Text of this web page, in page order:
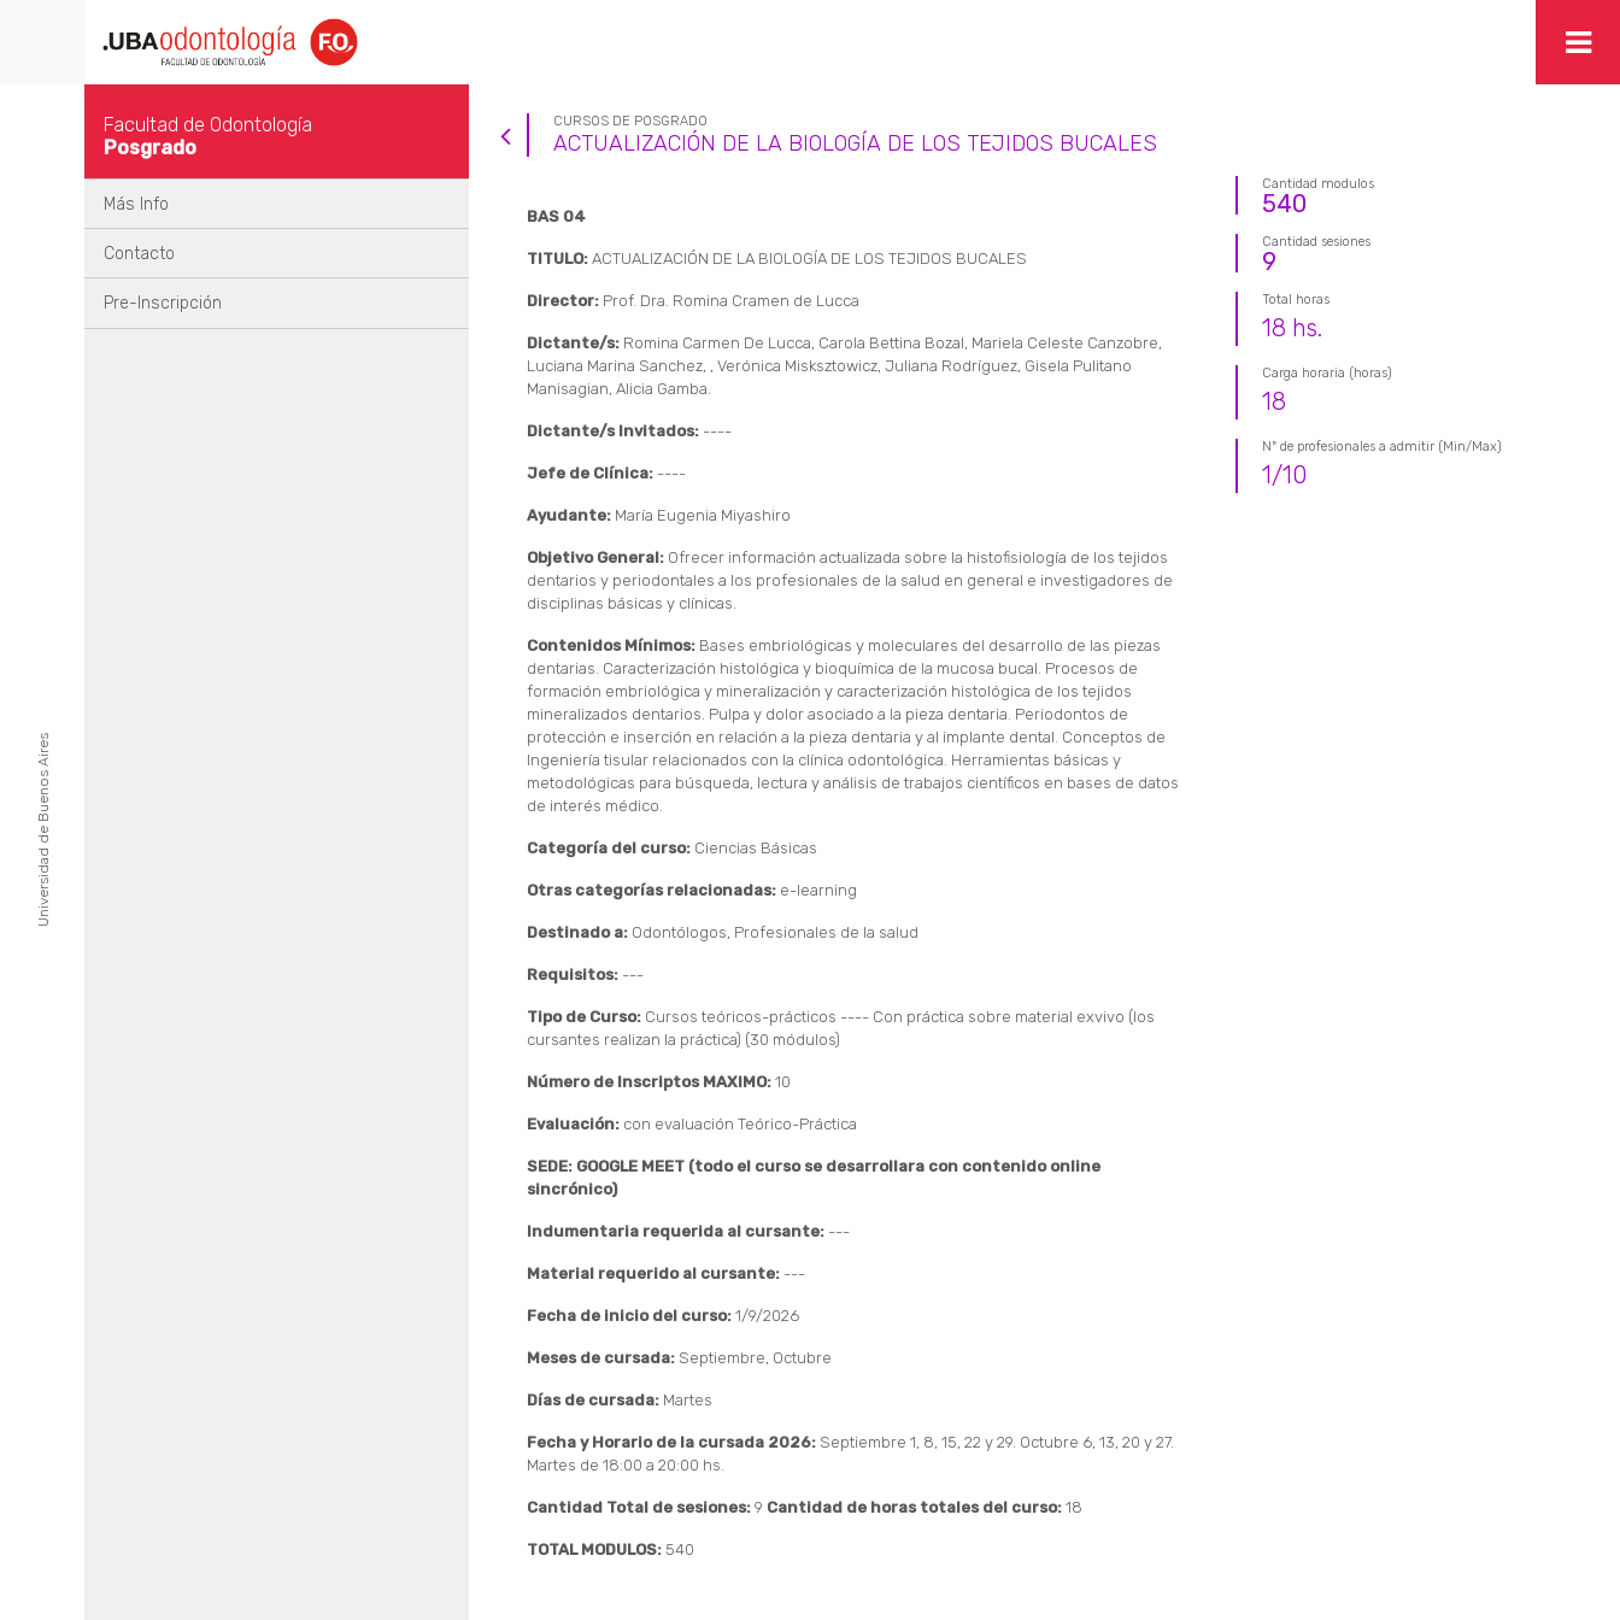
Universidad de Buenos Aires
Facultad de Odontología
Posgrado
Más Info
Contacto
Pre-Inscripción
CURSOS DE POSGRADO
ACTUALIZACIÓN DE LA BIOLOGÍA DE LOS TEJIDOS BUCALES
BAS 04
TITULO: ACTUALIZACIÓN DE LA BIOLOGÍA DE LOS TEJIDOS BUCALES
Director: Prof. Dra. Romina Cramen de Lucca
Dictante/s: Romina Carmen De Lucca, Carola Bettina Bozal, Mariela Celeste Canzobre,
Luciana Marina Sanchez, , Verónica Misksztowicz, Juliana Rodríguez, Gisela Pulitano
Manisagian, Alicia Gamba.
Dictante/s Invitados: ----
Jefe de Clínica:----
Ayudante:María Eugenia Miyashiro
Objetivo General:Ofrecer información actualizada sobre la histofisiología de los tejidos
dentarios y periodontales a los profesionales de la salud en general e investigadores de
disciplinas básicas y clínicas.
Contenidos Mínimos:Bases embriológicas y moleculares del desarrollo de las piezas
dentarias. Caracterización histológica y bioquímica de la mucosa bucal. Procesos de
formación embriológica y mineralización y caracterización histológica de los tejidos
mineralizados dentarios. Pulpa y dolor asociado a la pieza dentaria. Periodontos de
protección e inserción en relación a la pieza dentaria y al implante dental. Conceptos de
Ingeniería tisular relacionados con la clínica odontológica. Herramientas básicas y
metodológicas para búsqueda, lectura y análisis de trabajos científicos en bases de datos
de interés médico.
Categoría del curso:Ciencias Básicas
Otras categorías relacionadas: e-learning
Destinado a:Odontólogos, Profesionales de la salud
Requisitos:---
Tipo de Curso: Cursos teóricos-prácticos ---- Con práctica sobre material exvivo (los
cursantes realizan la práctica) (30 módulos)
Número de Inscriptos MAXIMO: 10
Evaluación:con evaluación Teórico-Práctica
SEDE: GOOGLE MEET (todo el curso se desarrollara con contenido online
sincrónico)
Indumentaria requerida al cursante:---
Material requerido al cursante:---
Fecha de inicio del curso:1/9/2026
Meses de cursada:Septiembre, Octubre
Días de cursada:Martes
Fecha y Horario de la cursada 2026: Septiembre 1, 8, 15, 22 y 29. Octubre 6, 13, 20 y 27.
Martes de 18:00 a 20:00 hs.
Cantidad Total de sesiones:9 Cantidad de horas totales del curso: 18
TOTAL MODULOS: 540
Cantidad modulos
540
Cantidad sesiones
9
Total horas
18 hs.
Carga horaria (horas)
18
Nº de profesionales a admitir (Min/Max)
1/10